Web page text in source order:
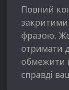
Повний
фразою.
отримати
обмежити
справді